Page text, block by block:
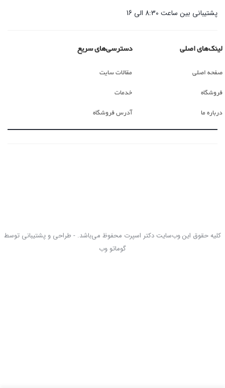
پشتیبانی بین ساعت 8:30 الی 16
لینک‌های اصلی
صفحه اصلی
فروشگاه
درباره ما
دسترسی‌های سریع
مقالات سایت
خدمات
آدرس فروشگاه
کلیه حقوق این وب‌سایت دکتر اسپرت محفوظ می‌باشد. - طراحی و پشتیبانی توسط
گوماتو وب